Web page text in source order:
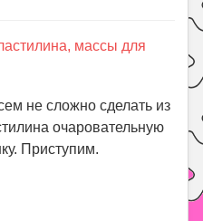
массы для
не сложно сделать из
очаровательную
Приступим.